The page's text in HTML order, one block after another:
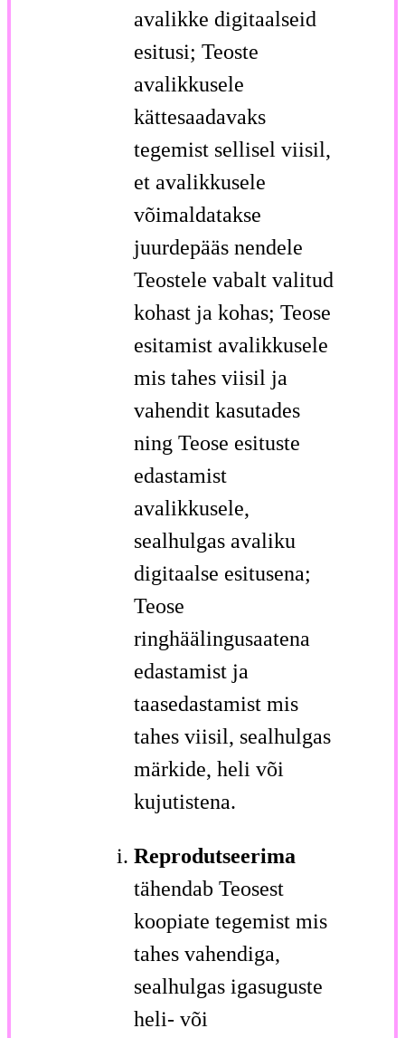
avalikke digitaalseid
esitusi; Teoste
avalikkusele
kättesaadavaks
tegemist sellisel viisil,
et avalikkusele
võimaldatakse
juurdepääs nendele
Teostele vabalt valitud
kohast ja kohas; Teose
esitamist avalikkusele
mis tahes viisil ja
vahendit kasutades
ning Teose esituste
edastamist
avalikkusele,
sealhulgas avaliku
digitaalse esitusena;
Teose
ringhäälingusaatena
edastamist ja
taasedastamist mis
tahes viisil, sealhulgas
märkide, heli või
kujutistena.
Reprodutseerima
tähendab Teosest
koopiate tegemist mis
tahes vahendiga,
sealhulgas igasuguste
heli- või